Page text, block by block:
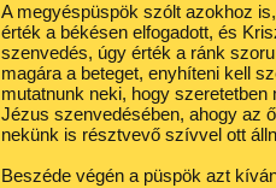
A megyéspüspök szólt azokhoz
érték a békésen elfogadott, és
szenvedés, úgy érték a ránk
magára a beteget, enyhíteni kell
mutatnunk neki, hogy
Jézus szenvedésében, ahogy az
nekünk is résztvevő szívvel ott
Beszéde végén a püspök azt